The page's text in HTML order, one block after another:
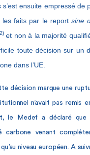
s’est ensuite empressé
les faits par le reportsine
et non à la majorité
toute décision sur un
dans l’UE.
décision marque une
n’avait pas
le Medef a déclaré
carbone venant
niveau européen. A